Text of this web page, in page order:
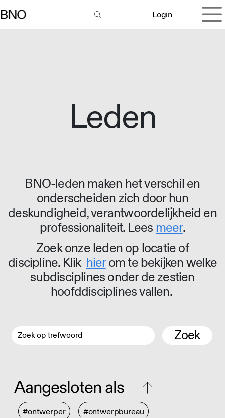
Login
Leden
BNO-leden maken het verschil en
onderscheiden zich door hun
deskundigheid, verantwoordelijkheid en
professionaliteit. Lees meer.
Zoek onze leden op locatie of
discipline. Klik hierom te bekijken welke
subdisciplines onder de zestien
hoofddisciplines vallen.
Zoek
Aangesloten als
#ontwerper #ontwerpbureau